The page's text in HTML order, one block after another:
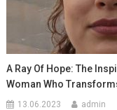
A Ray Of Hope: The
Woman Who
13.06.2023 admin